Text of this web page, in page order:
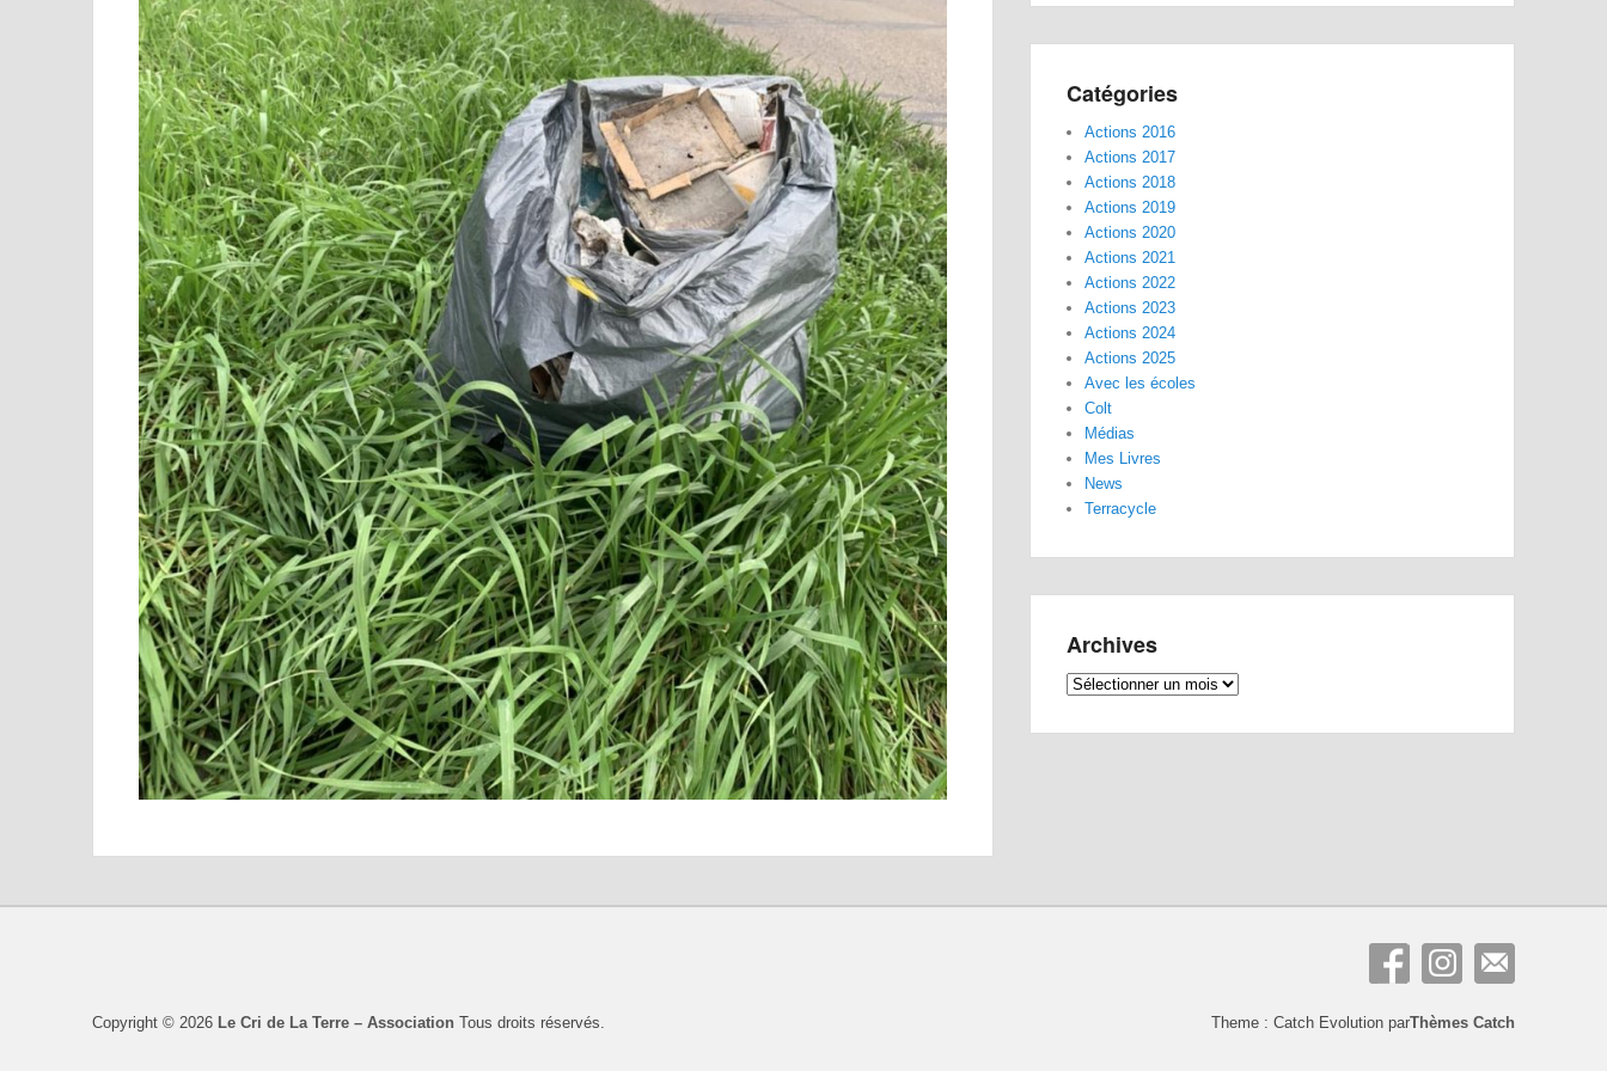
Catégories
Actions 2016
Actions 2017
Actions 2018
Actions 2019
Actions 2020
Actions 2021
Actions 2022
Actions 2023
Actions 2024
Actions 2025
Avec les écoles
Colt
Médias
Mes Livres
News
Terracycle
Archives
Archives
Copyright © 2026 Le Cri de La Terre – Association Tous droits réservés. Theme : Catch Evolution parThèmes Catch